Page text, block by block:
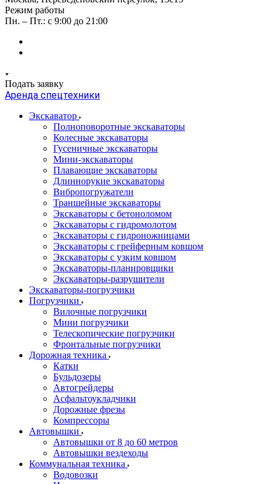
Режим работы
Пн. – Пт.: с 9:00 до 21:00
Подать заявку
Аренда спецтехники
Экскаватор
Полноповоротные экскаваторы
Колесные экскаваторы
Гусеничные экскаваторы
Мини-экскаваторы
Плавающие экскаваторы
Длиннорукие экскаваторы
Вибропогружатели
Траншейные экскаваторы
Экскаваторы с бетоноломом
Экскаваторы с гидромолотом
Экскаваторы с гидроножницами
Экскаваторы с грейферным ковшом
Экскаваторы с узким ковшом
Экскаваторы-планировщики
Экскаваторы-разрушители
Экскаваторы-погрузчики
Погрузчики
Вилочные погрузчики
Мини погрузчики
Телескопические погрузчики
Фронтальные погрузчики
Дорожная техника
Катки
Бульдозеры
Автогрейдеры
Асфальтоукладчики
Дорожные фрезы
Компрессоры
Автовышки
Автовышки от 8 до 60 метров
Автовышки вездеходы
Коммунальная техника
Водовозки